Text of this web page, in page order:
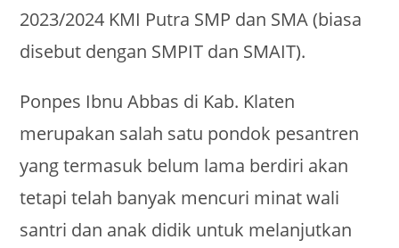
2023/2024 KMI Putra SMP dan SMA (biasa
disebut dengan SMPIT dan SMAIT).
Ponpes Ibnu Abbas di Kab. Klaten
merupakan salah satu pondok pesantren
yang termasuk belum lama berdiri akan
tetapi telah banyak mencuri minat wali
santri dan anak didik untuk melanjutkan